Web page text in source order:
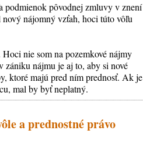
podmienok pôvodnej zmluvy v znení
nájomný vzťah, hoci túto vôľu
nie som na pozemkové nájmy
zániku nájmu je aj to, aby si nové
ktoré majú pred ním prednosť. Ak je
mal by byť neplatný.
a prednostné právo